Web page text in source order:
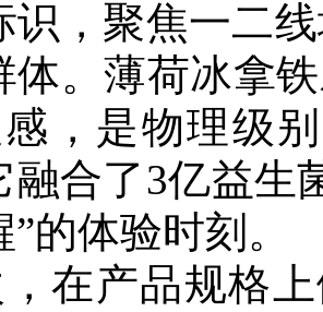
识，聚焦一二
体。薄荷冰拿
，是物理级
合了3亿益生
的体验时刻。
在产品规格